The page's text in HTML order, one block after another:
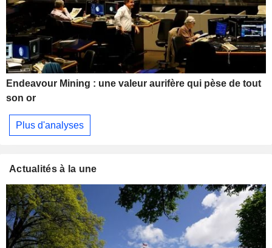
Endeavour Mining : une valeur aurifère qui pèse de tout
son or
Plus d'analyses
Actualités à la une